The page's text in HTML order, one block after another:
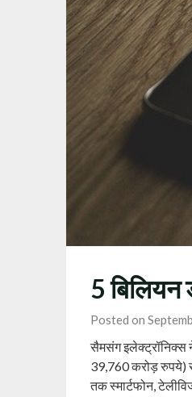
5 बिलियन
Posted on
सैमसंग इलेक्ट्रॉनिक्स
39,760 करोड़ रुपये)
तक स्मार्टफोन,